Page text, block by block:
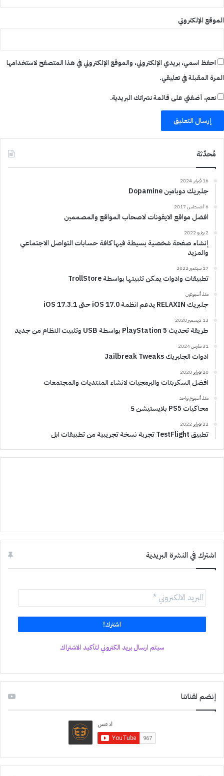
الموقع الإلكتروني
احفظ اسمي، بريدي الإلكتروني، والموقع الإلكتروني في هذا المتصفح لاستخدامها
المرة المقبلة في تعليقي.
نعم، أضفني على قائمة نشراتك البريدية.
مُحدّثة
16 فبراير 2024
جلبريك دوبامين Dopamine
6 أغسطس 2017
افضل مواقع الايقونات لاصحاب المواقع والمصممين
2 يونيو 2022
إنشاء صفحة شخصية بسيطة فيها كافة حسابات التواصل الاجتماعي
والمزيد
17 سبتمبر 2022
تطبيقات وادوات يمكن تثبيتها بواسطة TrollStore
منذ أسبوعين
جلبريك RELAXIN يدعم انظمة iOS 17.0 حتى iOS 17.3.1
13 ديسمبر 2020
طريقة تحديث PlayStation 5 بواسطة USB وتثبيت النظام من جديد
31 مارس 2024
ادوات الجلبريك Jailbreak Tweaks
20 فبراير 2020
افضل السكربتات والبرمجيات لانشاء المنتديات والمجتمعات
منذ أسبوع واحد
محاكيات PS5 بلايستيشن 5
22 فبراير 2022
تطبيق TestFlight تجربة نسخة تجريبية من تطبيقات ابل
اشترك في النشرة البريدية
سيتم ارسال بريد الكتروني لتأكيد الاشتراك
إنضم لقناتنا